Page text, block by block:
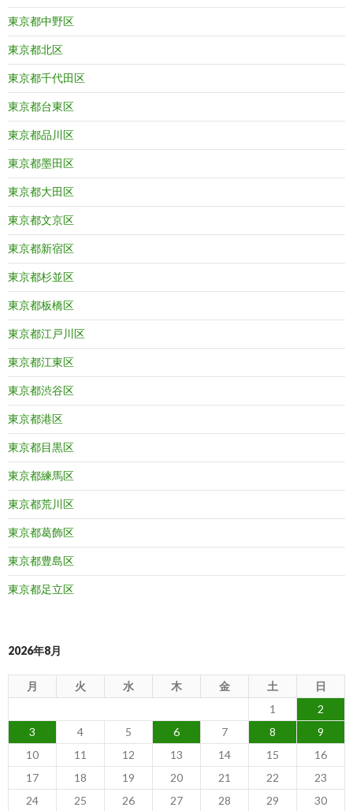
東京都中野区
東京都北区
東京都千代田区
東京都台東区
東京都品川区
東京都墨田区
東京都大田区
東京都文京区
東京都新宿区
東京都杉並区
東京都板橋区
東京都江戸川区
東京都江東区
東京都渋谷区
東京都港区
東京都目黒区
東京都練馬区
東京都荒川区
東京都葛飾区
東京都豊島区
東京都足立区
2026年8月
月 火 水 木 金 土
日
1
2
3
4 5 6 7 8
9
10
11 12 13 14 15
16
17
18 19 20 21 22
23
24
25 26 27 28 29 30